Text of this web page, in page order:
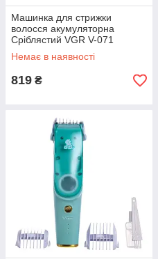
Машинка для стрижки
волосся акумуляторна
Сріблястий VGR V-071
Немає в наявності
819 ₴